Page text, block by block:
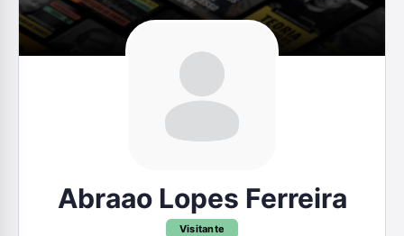
Abraao Lopes Ferreira
Visitante